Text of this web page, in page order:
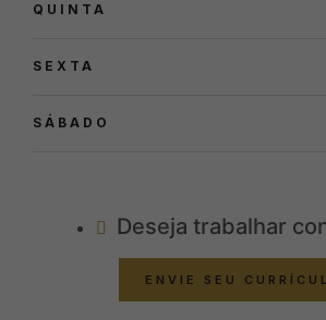
QUINTA
SEXTA
SÁBADO
Deseja trabalhar
ENVIE SEU